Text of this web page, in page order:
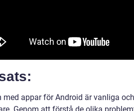
med appar för Android är vanliga